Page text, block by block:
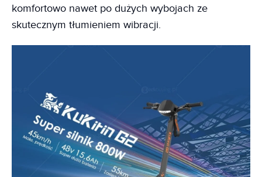
komfortowo nawet po dużych wybojach ze
skutecznym tłumieniem wibracji.